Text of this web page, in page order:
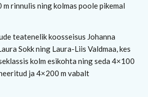
rinnulis ning kolmas poole pikemal
teatenelik koosseisus Johanna
Sokk ning Laura-Liis Valdmaa, kes
kolm esikohta ning seda 4×100
ja 4×200 m vabalt